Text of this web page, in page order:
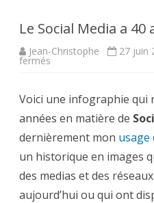
Le Social Media a 40
Jean-Christophe 27 juin
fermés
a
40
ans
Voici une infographie qui
années en matière de
dernièrement mon usage
un historique en images
des medias et des
aujourd’hui ou qui ont